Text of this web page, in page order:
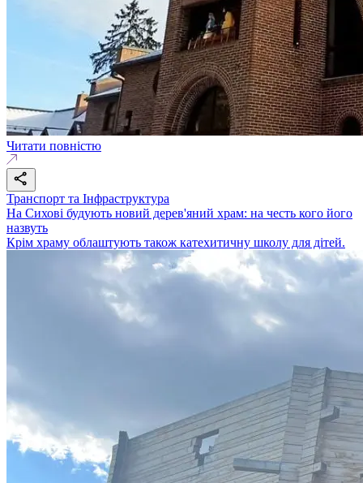
Читати повністю
Транспорт та Інфраструктура
На Сихові будують новий дерев'яний храм: на честь кого його
назвуть
Крім храму облаштують також катехитичну школу для дітей.